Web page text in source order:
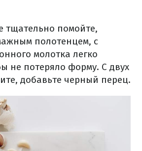
тщательно помойте,
полотенцем, с
молотка легко
не потеряло форму. С двух
добавьте черный перец.